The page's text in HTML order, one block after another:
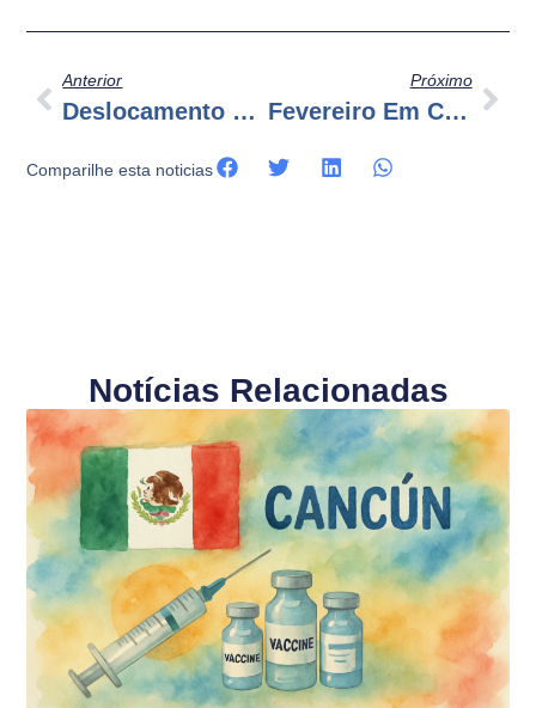
Anterior
Deslocamento Eficiente Em Cancun: Seu Guia Do Transporte
Próximo
Fevereiro Em Cancun: Celebrações, Clima E Dicas Imperdíveis
Comparilhe esta noticias
Notícias Relacionadas